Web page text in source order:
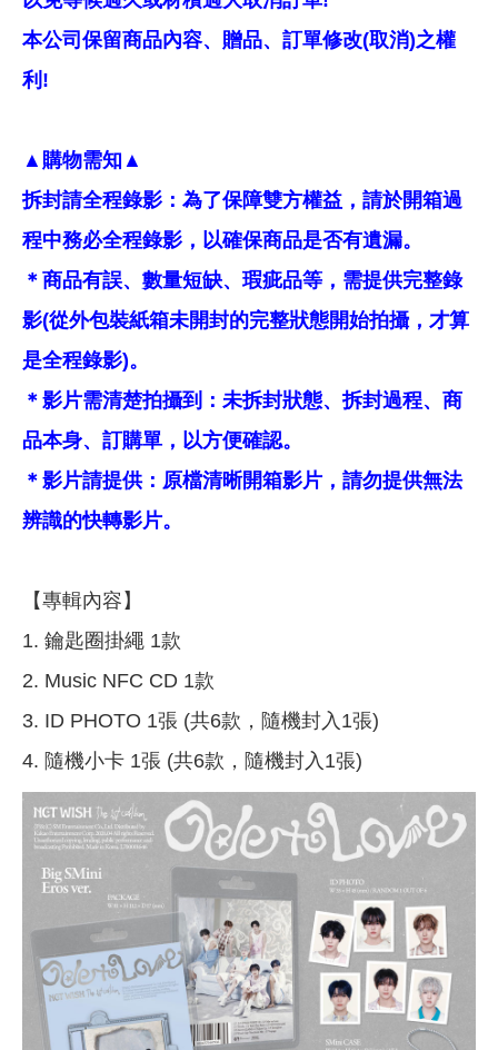
本公司保留商品內容、贈品、訂單修改(取消)之權
利!
▲購物需知▲
拆封請全程錄影：為了保障雙方權益，請於開箱過
程中務必全程錄影，以確保商品是否有遺漏。
＊商品有誤、數量短缺、瑕疵品等，需提供完整錄
影(從外包裝紙箱未開封的完整狀態開始拍攝，才算
是全程錄影)。
＊影片需清楚拍攝到：未拆封狀態、拆封過程、商
品本身、訂購單，以方便確認。
＊影片請提供：原檔清晰開箱影片，請勿提供無法
辨識的快轉影片。
【專輯內容】
1. 鑰匙圈掛繩 1款
2. Music NFC CD 1款
3. ID PHOTO 1張 (共6款，隨機封入1張)
4. 隨機小卡 1張 (共6款，隨機封入1張)